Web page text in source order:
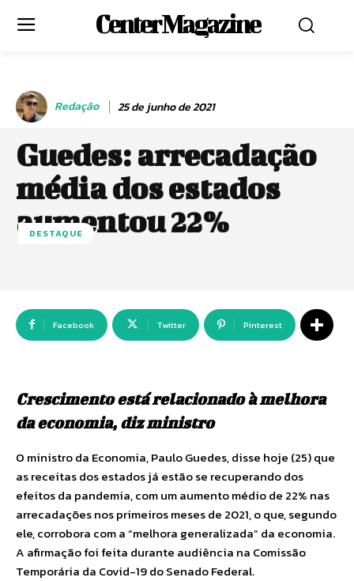
Center Magazine
Redação 25 de junho de 2021
Guedes: arrecadação
média dos estados
aumentou 22%
DESTAQUE
Facebook Twitter Pinterest
Crescimento está relacionado à melhora
da economia, diz ministro
O ministro da Economia, Paulo Guedes, disse hoje (25) que
as receitas dos estados já estão se recuperando dos
efeitos da pandemia, com um aumento médio de 22% nas
arrecadações nos primeiros meses de 2021, o que, segundo
ele, corrobora com a “melhora generalizada” da economia.
A afirmação foi feita durante audiência na Comissão
Temporária da Covid-19 do Senado Federal.